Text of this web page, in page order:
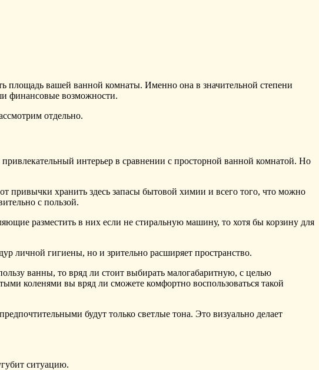
площадь вашей ванной комнаты. Именно она в значительной степени
финансовые возможности.
отдельно.
интерьер в сравнении с просторной ванной комнатой. Но
привычки хранить здесь запасы бытовой химии и всего того, что можно
с пользой.
разместить в них если не стиральную машину, то хотя бы корзину для
личной гигиены, но и зрительно расширяет пространство.
ванны, то вряд ли стоит выбирать малогабаритную, с целью
коленями вы вряд ли сможете комфортно воспользоваться такой
будут только светлые тона. Это визуально делает
ситуацию.